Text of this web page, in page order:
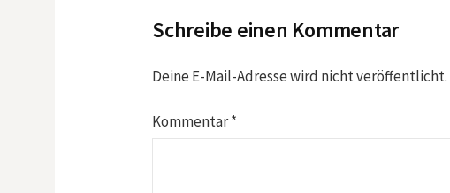
Schreibe einen Kommentar
Deine E-Mail-Adresse wird nicht veröffentlicht.
Kommentar*